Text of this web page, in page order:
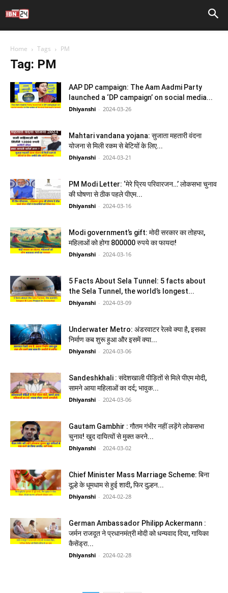
Home Tags PM
Tag: PM
AAP DP campaign: The Aam Aadmi Party
launched a ‘DP campaign’ on social media...
Dhiyanshi - 2024-03-26
Mahtari vandana yojana: सुजाता महतारी वंदना
योजना से मिली रकम से बेटियों के लिए...
Dhiyanshi - 2024-03-21
PM Modi Letter: ‘मेरे प्रिय परिवारजन…’ लोकसभा चुनाव
की घोषणा से ठीक पहले पीएम...
Dhiyanshi - 2024-03-16
Modi government’s gift: मोदी सरकार का तोहफा,
महिलाओं को होगा 800000 रुपये का फायदा!
Dhiyanshi - 2024-03-16
5 Facts About Sela Tunnel: 5 facts about
the Sela Tunnel, the world’s longest...
Dhiyanshi - 2024-03-09
Underwater Metro: अंडरवाटर रेलवे क्या है, इसका
निर्माण कब शुरू हुआ और इसमें क्या...
Dhiyanshi - 2024-03-06
Sandeshkhali : संदेशखाली पीड़ितों से मिले पीएम मोदी,
सामने आया महिलाओं का दर्द; भावुक...
Dhiyanshi - 2024-03-06
Gautam Gambhir : गौतम गंभीर नहीं लड़ेंगे लोकसभा
चुनाव! खुद दायित्वों से मुक्त करने...
Dhiyanshi - 2024-03-02
Chief Minister Mass Marriage Scheme: बिना
दूल्हे के धूमधाम से हुई शादी, फिर दुल्हन...
Dhiyanshi - 2024-02-28
German Ambassador Philipp Ackermann :
जर्मन राजदूत ने प्रधानमंत्री मोदी को धन्यवाद दिया, गायिका
कैसेंड्रा...
Dhiyanshi - 2024-02-28